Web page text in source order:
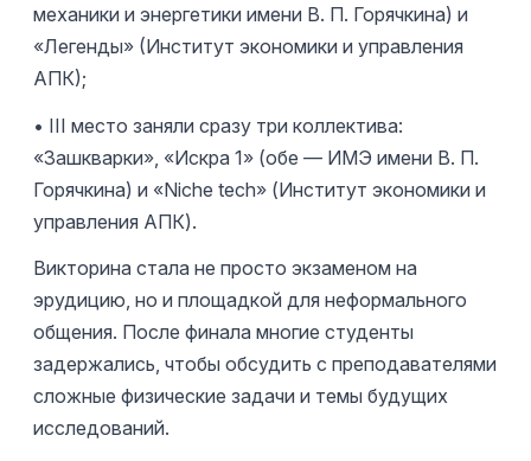
механики и энергетики имени В. П. Горячкина) и
«Легенды» (Институт экономики и управления
АПК);
• III место заняли сразу три коллектива:
«Зашкварки», «Искра 1» (обе — ИМЭ имени В. П.
Горячкина) и «Niche tech» (Институт экономики и
управления АПК).
Викторина стала не просто экзаменом на
эрудицию, но и площадкой для неформального
общения. После финала многие студенты
задержались, чтобы обсудить с преподавателями
сложные физические задачи и темы будущих
исследований.